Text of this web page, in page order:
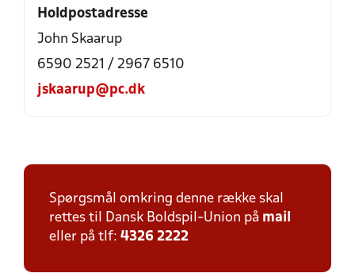
Holdpostadresse
John Skaarup
6590 2521 / 2967 6510
jskaarup@pc.dk
Spørgsmål omkring denne række skal
rettes til Dansk Boldspil-Union på mail
eller på tlf: 4326 2222